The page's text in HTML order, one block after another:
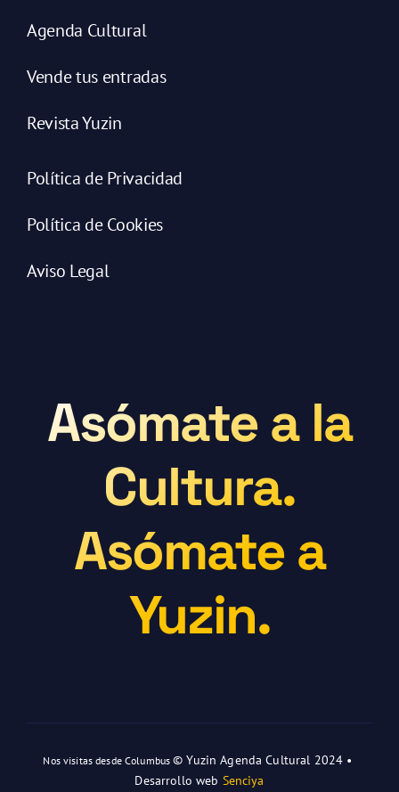
Agenda Cultural
Vende tus entradas
Revista Yuzin
Política de Privacidad
Política de Cookies
Aviso Legal
Asómate a la
Cultura.
Asómate a
Yuzin.
Nos visitas desde Columbus© Yuzin Agenda Cultural 2024 •
Desarrollo web Senciya